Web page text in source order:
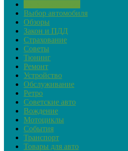
Выбор автомобиля
Обзоры
Закон и ПДД
Страхование
Советы
Тюнинг
Ремонт
Устройство
Обслуживание
Ретро
Советские авто
Вождение
Мотоциклы
События
Транспорт
Товары для авто